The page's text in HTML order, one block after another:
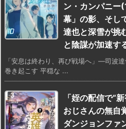
ン・カンパニー
幕」の影、そし
達也と深雪が挑
と陰謀が加速す
「安息は終わり、再び戦場へ」—司波
巻き起こす 平穏な ...
「姪の配信で“
おじさんの無自
ダンジョンファ